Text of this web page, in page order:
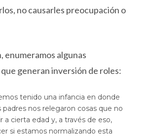
no causarles preocupación o
enumeramos algunas
generan inversión de roles:
tenido una infancia en donde
padres nos relegaron cosas que no
a cierta edad y, a través de eso,
si estamos normalizando esta